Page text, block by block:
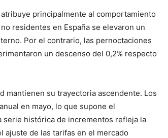
principalmente al comportamiento
residentes en España se elevaron un
Por el contrario, las pernoctaciones
un descenso del 0,2% respecto
mantienen su trayectoria ascendente. Los
en mayo, lo que supone el
serie histórica de incrementos refleja la
ajuste de las tarifas en el mercado